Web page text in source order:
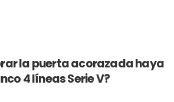
la puerta acorazada haya
4 líneas Serie V?